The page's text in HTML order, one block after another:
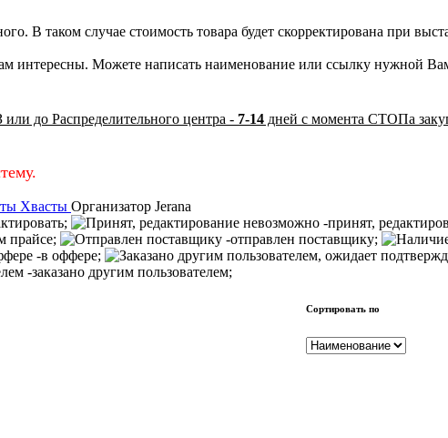
В таком случае стоимость товара будет скорректирована при
интересны. Можете написать наименование или ссылку нужной
до Распределительного центра - 7-14 дней с момента СТОПа
Хвасты Организатор Jerana
-принят,
прайсе;
-отправлен поставщику;
-в оффере;
-заказано другим пользователем;
Сортировать по